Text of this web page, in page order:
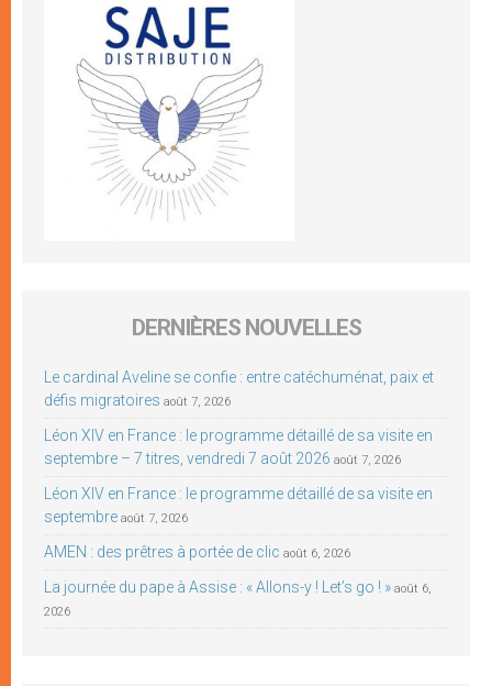
DERNIÈRES NOUVELLES
Le cardinal Aveline se confie : entre catéchuménat, paix et
défis migratoires août 7, 2026
Léon XIV en France : le programme détaillé de sa visite en
septembre – 7 titres, vendredi 7 août 2026 août 7, 2026
Léon XIV en France : le programme détaillé de sa visite en
septembre août 7, 2026
AMEN : des prêtres à portée de clic août 6, 2026
La journée du pape à Assise : « Allons-y ! Let’s go ! » août 6,
2026